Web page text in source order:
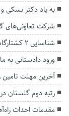
به یاد دکتر بسکی و در باب ۱۵
شرکت‌ تعاونی‌های گلستان ۱۰ میلیون دلار
شناسایی ۲ کشتارگاه غیر مجاز در گنبدکاووس
ورود دادستانی به
آخرین مهلت
رتبه دوم گلستان
مقدمات احداث